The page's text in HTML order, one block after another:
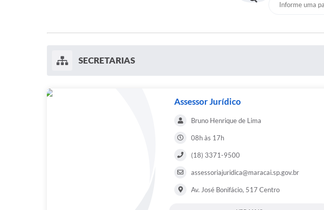
SECRETARIAS
Assessor Jurídico
Bruno Henrique de Lima
08h às 17h
(18) 3371-9500
assessoriajuridica@maracai.sp.gov.br
Av. José Bonifácio, 517 Centro